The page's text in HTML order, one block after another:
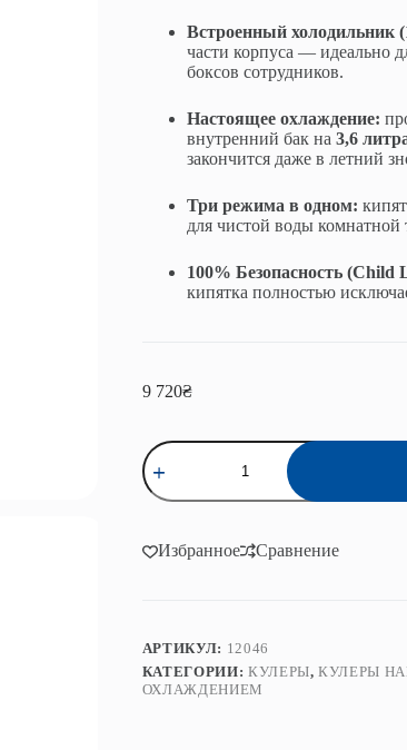
Встроенный холодильник
части корпуса — идеально
боксов сотрудников.
Настоящее охлаждение:
внутренний бак на 3,6
закончится даже в летний
Три режима в одном:
для чистой воды комнатной
100% Безопасность (Child
кипятка полностью
9 720₴
Количество
товара
Кулер
для
ViO
X903-
Избранное Сравнение
АРТИКУЛ: 12046
КАТЕГОРИИ: КУЛЕРЫ,КУЛЕРЫ
ОХЛАЖДЕНИЕМ